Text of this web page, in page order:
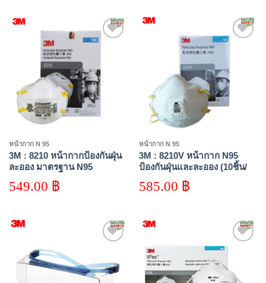
หน้ากาก N 95
3M : 8210 หน้ากากป้องกันฝุ่น
ละออง มาตรฐาน N95
549.00 ฿
หน้ากาก N 95
3M : 8210V หน้ากาก N95
ป้องกันฝุ่นและละออง (10ชิ้น/
585.00 ฿